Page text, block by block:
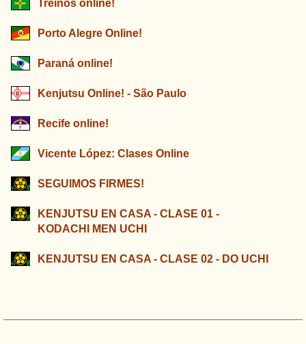
Treinos online!
Porto Alegre Online!
Paraná online!
Kenjutsu Online! - São Paulo
Recife online!
Vicente López: Clases Online
SEGUIMOS FIRMES!
KENJUTSU EN CASA - CLASE 01 -
KODACHI MEN UCHI
KENJUTSU EN CASA - CLASE 02 - DO UCHI